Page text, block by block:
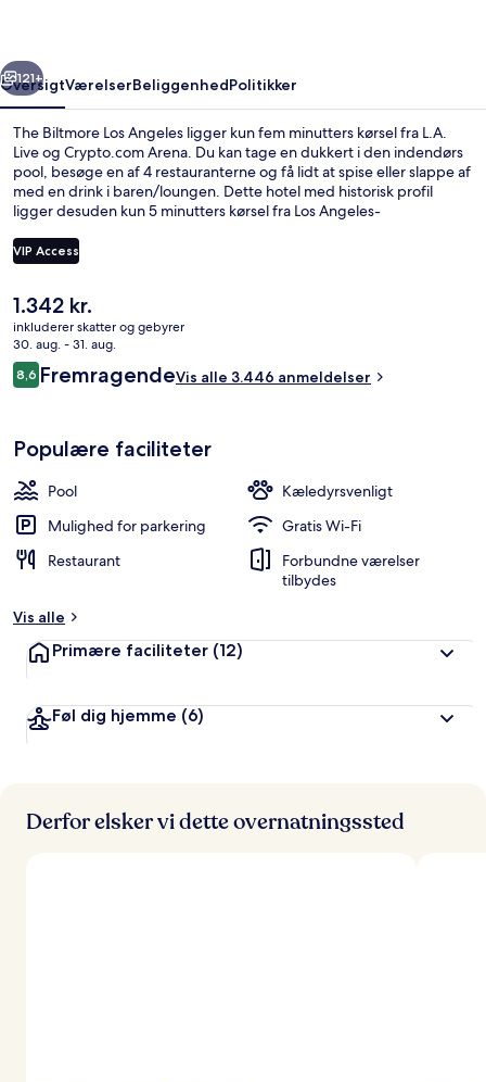
Næste
121+
OversigtVærelserBeliggenhedPolitikker
The Biltmore Los Angeles ligger kun fem minutters kørsel fra L.A.
Live og Crypto.com Arena. Du kan tage en dukkert i den indendørs
pool, besøge en af 4 restauranterne og få lidt at spise eller slappe af
med en drink i baren/loungen. Dette hotel med historisk profil
ligger desuden kun 5 minutters kørsel fra Los Angeles-
at sige om stedets pool og behagelige senge. Overnatningsstedet
ligger kun en kort gåtur fra offentlig transport: Pershing Square
ligger 7 minutter derfra.
VIP Access
Den
nuværende
pris
er
1.342 kr.
1.342 kr.
inkluderer skatter og gebyrer
30. aug. - 31. aug.
Anmeldelser
8,68,6 ud af 10.
FremragendeVis alle 3.446 anmeldelser
Populære faciliteter
Pool
Kæledyrsvenligt
Mulighed for parkering
Gratis Wi-Fi
Restaurant
Forbundne værelser
tilbydes
Vis alle
Primære faciliteter (12)
Føl dig hjemme (6)
Derfor elsker vi dette overnatningssted